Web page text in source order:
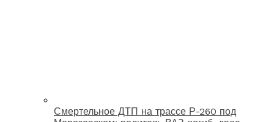
Смертельное ДТП на трассе Р-260 под